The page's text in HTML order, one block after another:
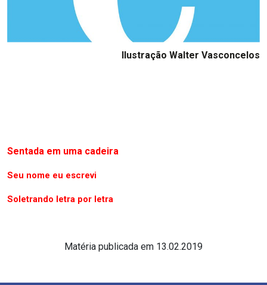
Ilustração Walter Vasconcelos
Sentada em uma cadeira
Seu nome eu escrevi
Soletrando letra por letra
Matéria publicada em 13.02.2019